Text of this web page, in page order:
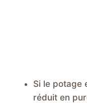
Si le potage
réduit en